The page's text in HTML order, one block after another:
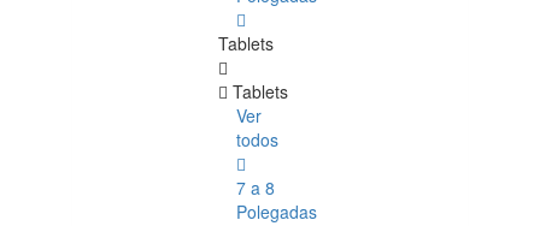
Tablets
Tablets
Ver
todos
7 a 8
Polegadas